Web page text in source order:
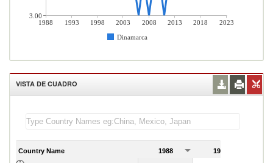
1988 1993 1998 2003 2008 2013 2018
2023
Dinamarca
3.00
VISTA DE CUADRO
Country Name 1988 1989